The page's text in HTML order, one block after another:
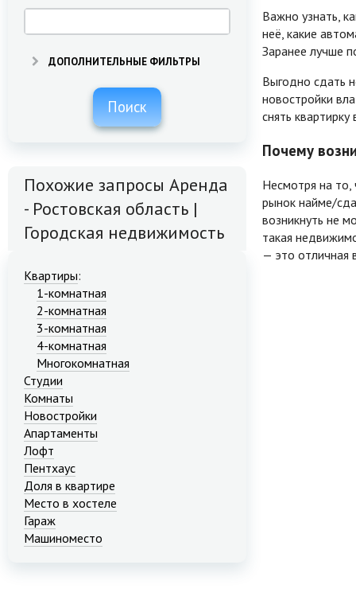
ДОПОЛНИТЕЛЬНЫЕ ФИЛЬТРЫ
Поиск
Похожие запросы Аренда
- Ростовская область |
Городская недвижимость
Квартиры:
1-комнатная
2-комнатная
3-комнатная
4-комнатная
Многокомнатная
Студии
Комнаты
Новостройки
Апартаменты
Лофт
Пентхаус
Доля в квартире
Место в хостеле
Гараж
Машиноместо
Важно узнать,
неё, какие
Заранее лучше
Выгодно сдать
новостройки
снять
Почему
Несмотря на
рынок найме/
возникнуть не
такая
— это отличная